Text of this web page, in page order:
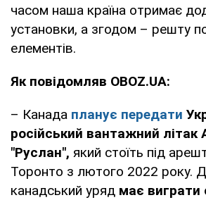
часом наша країна отримає
установки, а згодом – решту
елементів.
Як повідомляв OBOZ.UA:
– Канада планує передати
російський вантажний літак
"Руслан", який стоїть під
Торонто з лютого 2022 року.
канадський уряд має виграти